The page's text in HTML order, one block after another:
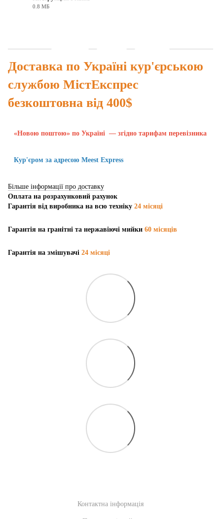
0.8 МБ
Доставка по Україні кур'єрською
службою МістЕкспрес
безкоштовна від 400$
«Новою поштою» по Україні — згідно тарифам перевізника
Кур'єром за адресою Meest Express
Більше інформації про доставку
Оплата на розрахунковий рахунок
Гарантія від виробника на всю техніку 24 місяці
Гарантія на гранітні та нержавіючі мийки 60 місяців
Гарантія на змішувачі 24 місяці
Контактна інформація